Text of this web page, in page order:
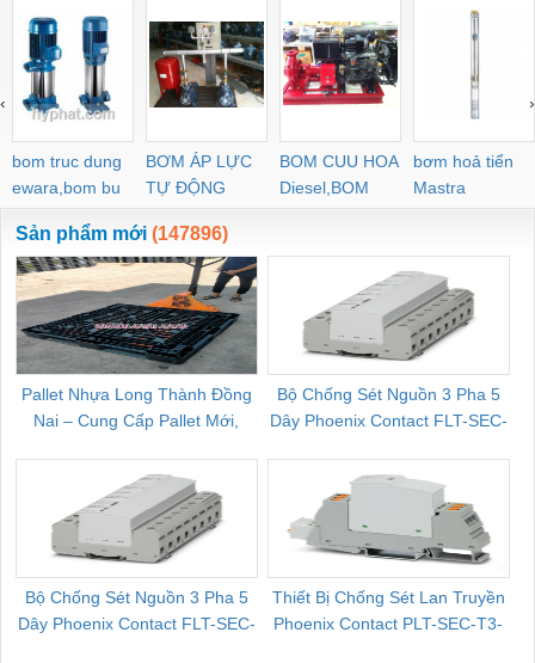
bom truc dung
ewara,bom bu
ewara
BƠM ÁP LỰC
TỰ ĐỘNG
BOM CUU HOA
Diesel,BOM
CHUA CHAY
bơm hoả tiển
Mastra
‹ ›
Sản phẩm mới (147896)
Pallet Nhựa Long Thành Đồng
Nai – Cung Cấp Pallet Mới,
Bộ Chống Sét Nguồn 3 Pha 5
Dây Phoenix Contact FLT-SEC-
Bộ Chống Sét Nguồn 3 Pha 5
Dây Phoenix Contact FLT-SEC-
Thiết Bị Chống Sét Lan Truyền
Phoenix Contact PLT-SEC-T3-